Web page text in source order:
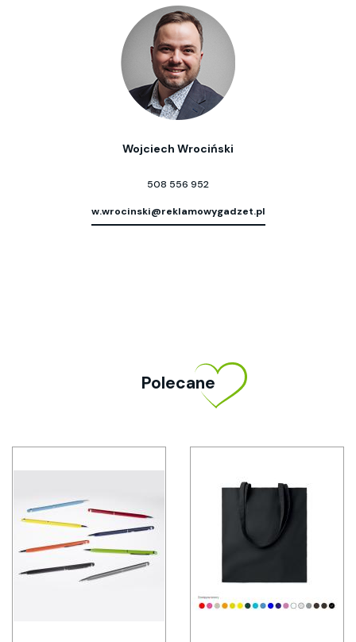
Wojciech Wrociński
508 556 952
w.wrocinski@reklamowygadzet.pl
Polecane